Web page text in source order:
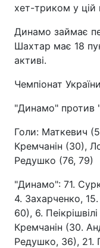
хет-триком у цій
Динамо займає
Шахтар має 18
активі.
Чемпіонат
"Динамо" против
Голи: Маткевич
Кремчанін (30),
Редушко (76, 79)
"Динамо": 71.
4. Захарченко,
60), 6.
Кремчанін (30.
Редушко, 36), 21.